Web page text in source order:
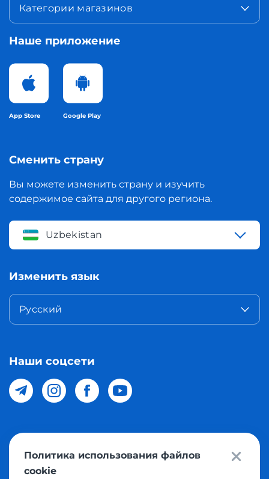
Категории магазинов
Наше приложение
App Store Google Play
Сменить страну
Вы можете изменить страну и изучить
содержимое сайта для другого региона.
Uzbekistan
Изменить язык
Русский
Наши соцсети
© 2026 Meest Shopping доставка покупок с интернет
магазинов мира в Узбекистан. Все права защищены
Политика использования файлов
cookie